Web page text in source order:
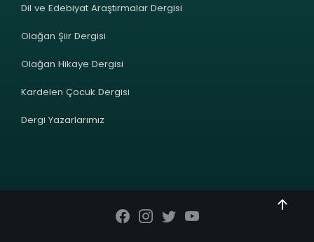
Dil ve Edebiyat Araştırmalar Dergisi
Olağan Şiir Dergisi
Olağan Hikaye Dergisi
Kardelen Çocuk Dergisi
Dergi Yazarlarımız